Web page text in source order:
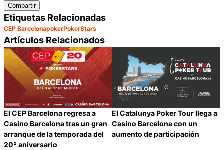
Compartir
Etiquetas Relacionadas
CEP BarcelonapokerPokerStars
Artículos Relacionados
El CEP Barcelona regresa a
Casino Barcelona tras un gran
arranque de la temporada del
20º aniversario
El Catalunya Poker Tour llega a
Casino Barcelona con un
aumento de participación